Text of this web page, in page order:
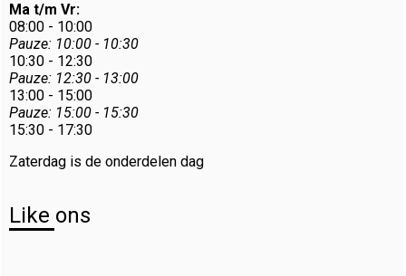
Ma t/m Vr:
08:00 - 10:00
Pauze: 10:00 - 10:30
10:30 - 12:30
Pauze: 12:30 - 13:00
13:00 - 15:00
Pauze: 15:00 - 15:30
15:30 - 17:30
Zaterdag is de onderdelen dag
Like ons